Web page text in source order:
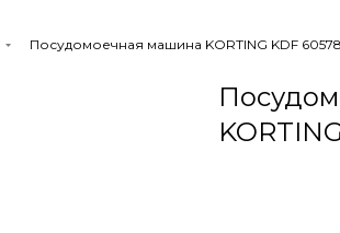
Посудомоечная машина KORTING KDF